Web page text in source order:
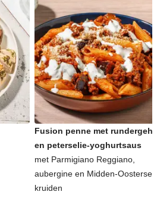
Fusion penne met
en peterselie-yoghurtsaus
met Parmigiano Reggiano,
aubergine en Midden-Oosterse
kruiden